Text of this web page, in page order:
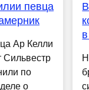
певца
Ар Келли
по
о